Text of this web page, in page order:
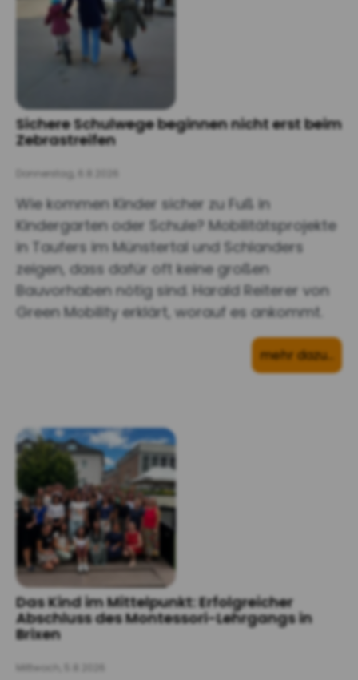
Sichere Schulwege beginnen nicht erst beim
Zebrastreifen
Donnerstag, 6.8.2026
Wie kommen Kinder sicher zu Fuß in
Kindergarten oder Schule? Mobilitätsprojekte
in Taufers im Münstertal und Schlanders
zeigen, dass dafür oft keine großen
Bauvorhaben nötig sind. Harald Reiterer von
Green Mobility erklärt, worauf es ankommt.
mehr dazu…
Das Kind im Mittelpunkt: Erfolgreicher
Abschluss des Montessori-Lehrgangs in
Brixen
Mittwoch, 5.8.2026